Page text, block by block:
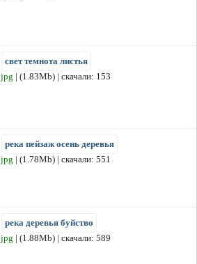
свет темнота листья
jpg | (1.83Mb) | скачали: 153
река пейзаж осень деревья
jpg | (1.78Mb) | скачали: 551
река деревья буйство
jpg | (1.88Mb) | скачали: 589